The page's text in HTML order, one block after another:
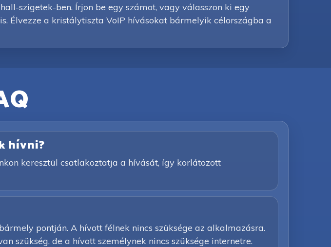
szigetek-ben. Írjon be egy számot, vagy válasszon ki egy
Élvezze a kristálytiszta VoIP hívásokat bármelyik célországba a
hívni?
keresztül csatlakoztatja a hívását, így korlátozott
pontján. A hívott félnek nincs szüksége az alkalmazásra.
szükség, de a hívott személynek nincs szüksége internetre.